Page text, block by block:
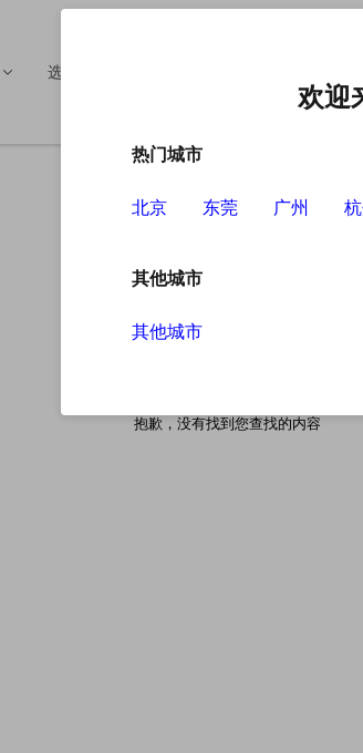
选择EF的理由
抱歉，没有找到您查找的内容
欢迎
热门城市
北京 东莞 广州
其他城市
其他城市